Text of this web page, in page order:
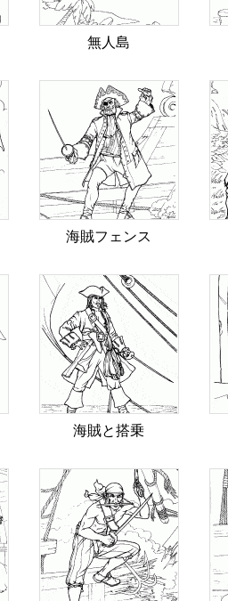
無人島
海賊フェンス
海賊と搭乗